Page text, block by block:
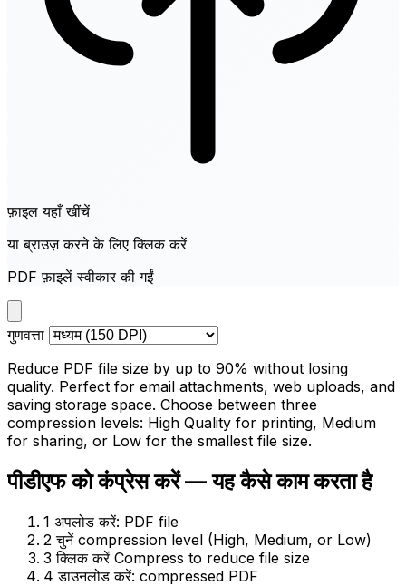
फ़ाइल यहाँ खींचें
या ब्राउज़ करने के लिए क्लिक करें
PDF फ़ाइलें स्वीकार की गईं
गुणवत्ता
Reduce PDF file size by up to 90% without losing
quality. Perfect for email attachments, web uploads, and
saving storage space. Choose between three
compression levels: High Quality for printing, Medium
for sharing, or Low for the smallest file size.
पीडीएफ को कंप्रेस करें — यह कैसे काम करता है
1 अपलोड करें: PDF file
2 चुनें compression level (High, Medium, or Low)
3 क्लिक करें Compress to reduce file size
4 डाउनलोड करें: compressed PDF